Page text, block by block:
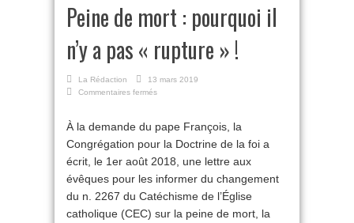
Peine de mort : pourquoi il
n’y a pas « rupture » !
La Rédaction
13 mars 2019
Commentaires fermés
mort
:
il
n’y
a
«
À la demande du pape François, la
Congrégation pour la Doctrine de la foi a
écrit, le 1er août 2018, une lettre aux
évêques pour les informer du changement
du n. 2267 du Catéchisme de l’Église
catholique (CEC) sur la peine de mort, la